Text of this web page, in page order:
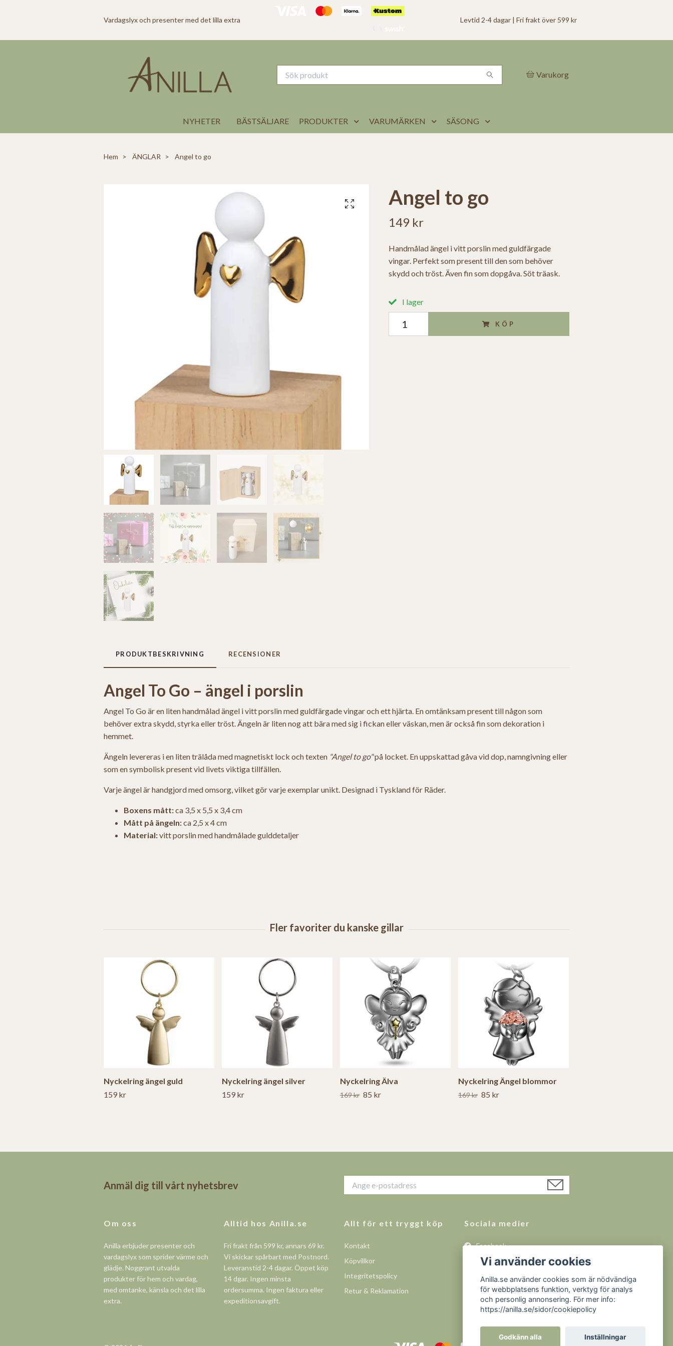
Vardagslyx och presenter med det lilla extra Levtid 2-4 dagar | Fri frakt över 599 kr
Varukorg
NYHETER BÄSTSÄLJARE PRODUKTER VARUMÄRKEN SÄSONG
Hem ÄNGLAR Angel to go
Angel to go
149 kr
Handmålad ängel i vitt porslin med guldfärgade
vingar. Perfekt som present till den som behöver
skydd och tröst. Även fin som dopgåva. Söt träask.
I lager
KÖP
PRODUKTBESKRIVNING RECENSIONER
Angel To Go – ängel i porslin
Angel To Go är en liten handmålad ängel i vitt porslin med guldfärgade vingar och ett hjärta. En omtänksam present till någon som
behöver extra skydd, styrka eller tröst. Ängeln är liten nog att bära med sig i fickan eller väskan, men är också fin som dekoration i
hemmet.
Ängeln levereras i en liten trälåda med magnetiskt lock och texten "Angel to go"på locket. En uppskattad gåva vid dop, namngivning eller
som en symbolisk present vid livets viktiga tillfällen.
Varje ängel är handgjord med omsorg, vilket gör varje exemplar unikt. Designad i Tyskland för Räder.
Boxens mått:ca 3,5 x 5,5 x 3,4 cm
Mått på ängeln:ca 2,5 x 4 cm
Material:vitt porslin med handmålade gulddetaljer
Nyckelring ängel guld
159 kr
Nyckelring ängel silver
159 kr
Nyckelring Älva
169 kr 85 kr
Nyckelring Ängel blommor
169 kr 85 kr
Anmäl dig till vårt nyhetsbrev
Om oss
Anilla erbjuder presenter och
vardagslyx som sprider värme och
glädje. Noggrant utvalda
produkter för hem och vardag,
med omtanke, känsla och det lilla
extra.
Alltid hos Anilla.se
Fri frakt från 599 kr, annars 69 kr.
Vi skickar spårbart med Postnord.
Leveranstid 2-4 dagar. Öppet köp
14 dgar. Ingen minsta
ordersumma. Ingen faktura eller
expeditionsavgift.
Allt för ett tryggt köp
Kontakt
Köpvillkor
Integritetspolicy
Retur & Reklamation
Sociala medier
Facebook
Instagram
YouTube
Vi använder cookies
Anilla.se använder cookies som är nödvändiga
för webbplatsens funktion, verktyg för analys
och personlig annonsering. För mer info:
https://anilla.se/sidor/cookiepolicy
Godkänn alla Inställningar